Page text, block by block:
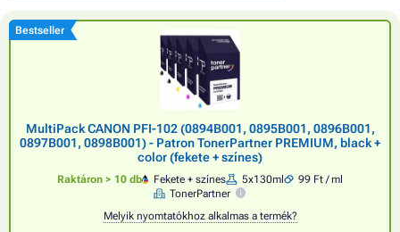
Bestseller
MultiPack CANON PFI-102 (0894B001, 0895B001, 0896B001,
0897B001, 0898B001) - Patron TonerPartner PREMIUM, black +
color (fekete + színes)
Raktáron > 10 db Fekete + színes 5x130ml
99 Ft / ml
TonerPartner
Melyik nyomtatókhoz alkalmas a termék?